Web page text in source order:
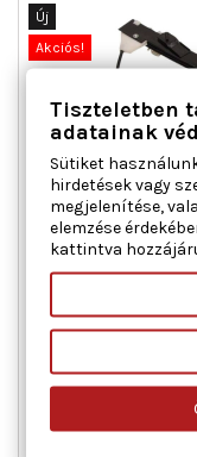
Új
Akciós!
MAXGEAR 50-
Ajtók száma : 2,
cikk/kiegészítő
Tiszteletben
adatainak
Sütiket
hirdetések vagy
megjelenítése,
elemzése
kattintva